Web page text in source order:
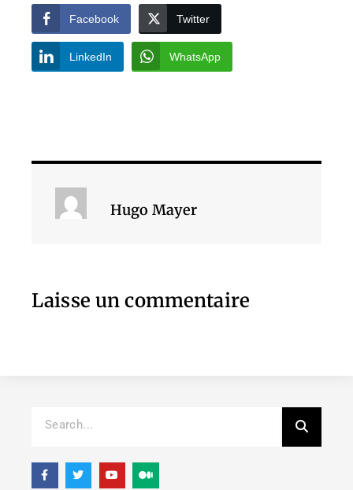
Facebook Twitter
LinkedIn WhatsApp
Hugo Mayer
Laisse un commentaire